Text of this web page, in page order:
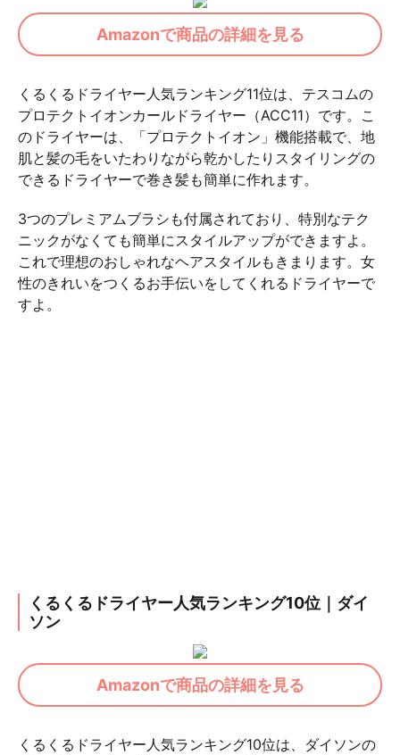
Amazonで商品の詳細を見る
くるくるドライヤー人気ランキング11位は、テスコムの
プロテクトイオンカールドライヤー（ACC11）です。こ
のドライヤーは、「プロテクトイオン」機能搭載で、地
肌と髪の毛をいたわりながら乾かしたりスタイリングの
できるドライヤーで巻き髪も簡単に作れます。
3つのプレミアムブラシも付属されており、特別なテク
ニックがなくても簡単にスタイルアップができますよ。
これで理想のおしゃれなヘアスタイルもきまります。女
性のきれいをつくるお手伝いをしてくれるドライヤーで
すよ。
くるくるドライヤー人気ランキング10位｜ダイ
ソン
Amazonで商品の詳細を見る
くるくるドライヤー人気ランキング10位は、ダイソンの